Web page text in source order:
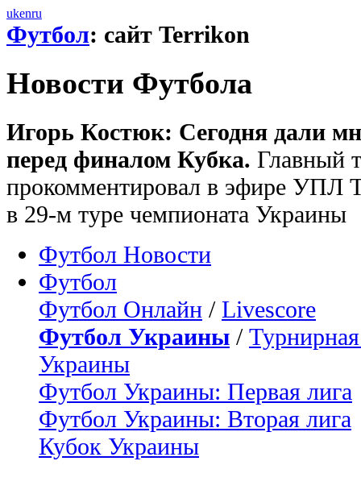
ukenru
Футбол: сайт Terrikon
Новости Футбола
Игорь Костюк: Сегодня дали
перед финалом Кубка. Главный
прокомментировал в эфире УПЛ
в 29-м туре чемпионата Украины
Футбол Новости
Футбол
Футбол Онлайн / Livescore
Футбол Украины /
Украины
Футбол Украины: Первая лига
Футбол Украины: Вторая лига
Кубок Украины